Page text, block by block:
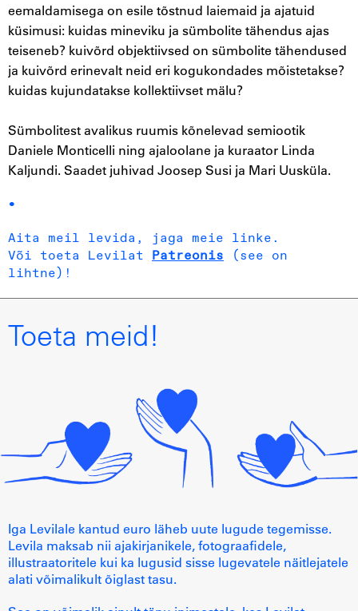
eemaldamisega on esile tõstnud laiemaid ja ajatuid
küsimusi: kuidas mineviku ja sümbolite tähendus ajas
teiseneb? kuivõrd objektiivsed on sümbolite tähendused
ja kuivõrd erinevalt neid eri kogukondades mõistetakse?
kuidas kujundatakse kollektiivset mälu?
Sümbolitest avalikus ruumis kõnelevad semiootik
Daniele Monticelli ning ajaloolane ja kuraator Linda
Kaljundi. Saadet juhivad Joosep Susi ja Mari Uusküla.
Aita meil levida, jaga meie linke.
Või toeta Levilat Patreonis (see on
lihtne)!
Toeta meid!
Iga Levilale kantud euro läheb uute lugude tegemisse.
Levila maksab nii ajakirjanikele, fotograafidele,
illustraatoritele kui ka lugusid sisse lugevatele näitlejatele
alati võimalikult õiglast tasu.